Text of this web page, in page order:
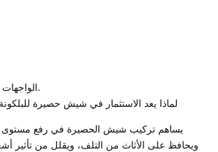
الواجهات المطلة على الشوارع.
لماذا يعد الاستثمار في شيش حصيرة للبلكونة
يساهم تركيب شيش الحصيرة في رفع مستوى
ويحافظ على الأثاث من التلف، ويقلل من تأثير